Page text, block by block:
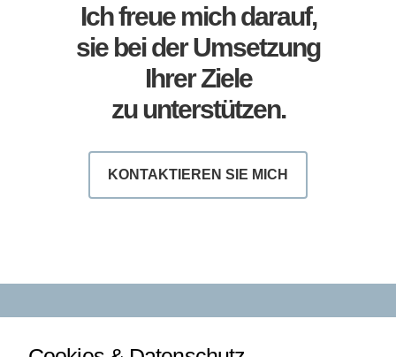
Ich freue mich darauf,
sie bei der Umsetzung
Ihrer Ziele
zu unterstützen.
KONTAKTIEREN SIE MICH